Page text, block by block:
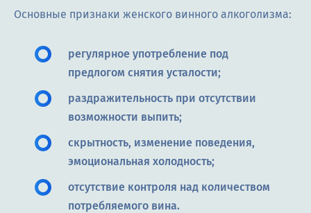
Основные признаки женского винного алкоголизма:
регулярное употребление под
предлогом снятия усталости;
раздражительность при отсутствии
возможности выпить;
скрытность, изменение поведения,
эмоциональная холодность;
отсутствие контроля над количеством
потребляемого вина.